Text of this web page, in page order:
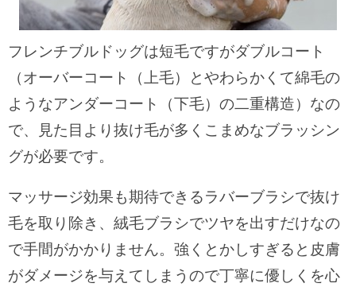
フレンチブルドッグは短毛ですがダブルコート
（オーバーコート（上毛）とやわらかくて綿毛の
ようなアンダーコート（下毛）の二重構造）なの
で、見た目より抜け毛が多くこまめなブラッシン
グが必要です。
マッサージ効果も期待できるラバーブラシで抜け
毛を取り除き、絨毛ブラシでツヤを出すだけなの
で手間がかかりません。強くとかしすぎると皮膚
がダメージを与えてしまうので丁寧に優しくを心